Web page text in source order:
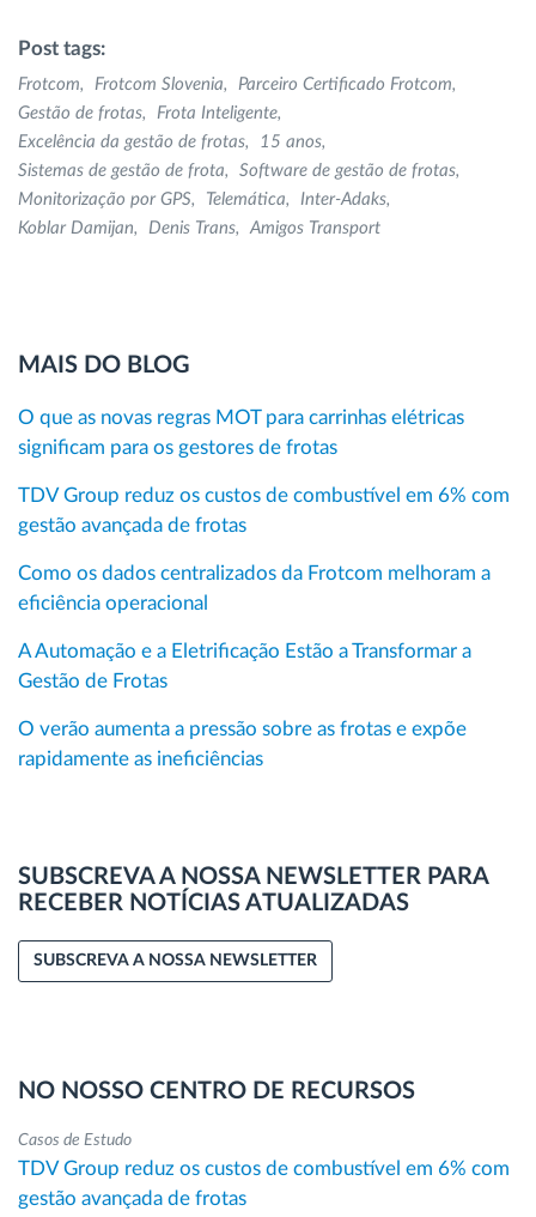
Post tags:
Frotcom Frotcom Slovenia
Parceiro Certificado Frotcom
Gestão de frotas
Frota Inteligente
Excelência da gestão de frotas
15 anos
Sistemas de gestão de frota
Software de gestão de frotas
Monitorização por GPS
Telemática
Inter-Adaks
Koblar Damijan
Denis Trans Amigos Transport
MAIS DO BLOG
O que as novas regras MOT para carrinhas elétricas
significam para os gestores de frotas
TDV Group reduz os custos de combustível em 6% com
gestão avançada de frotas
Como os dados centralizados da Frotcom melhoram a
eficiência operacional
A Automação e a Eletrificação Estão a Transformar a
Gestão de Frotas
O verão aumenta a pressão sobre as frotas e expõe
rapidamente as ineficiências
SUBSCREVA A NOSSA NEWSLETTER PARA
RECEBER NOTÍCIAS ATUALIZADAS
SUBSCREVA A NOSSA NEWSLETTER
NO NOSSO CENTRO DE RECURSOS
Casos de Estudo
TDV Group reduz os custos de combustível em 6% com
gestão avançada de frotas